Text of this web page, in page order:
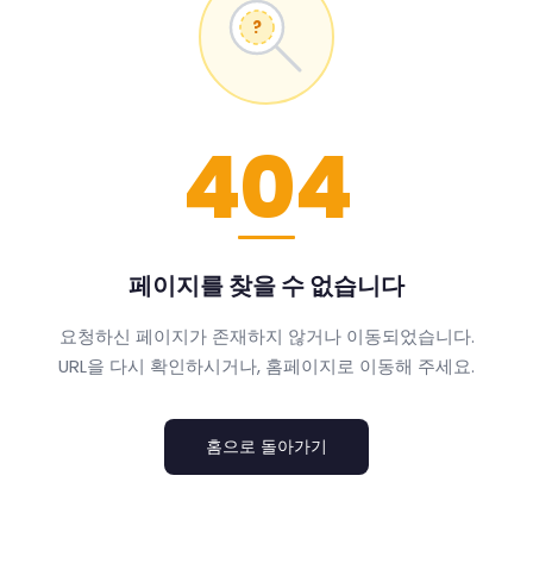
?
404
페이지를 찾을 수 없습니다
요청하신 페이지가 존재하지 않거나 이동되었습니다.
URL을 다시 확인하시거나, 홈페이지로 이동해 주세요.
홈으로 돌아가기